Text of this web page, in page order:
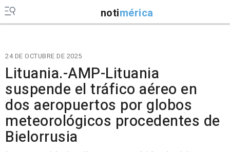
notimérica
24 DE OCTUBRE DE 2025
Lituania.-AMP-Lituania
suspende el tráfico aéreo en
dos aeropuertos por globos
meteorológicos procedentes de
Bielorrusia